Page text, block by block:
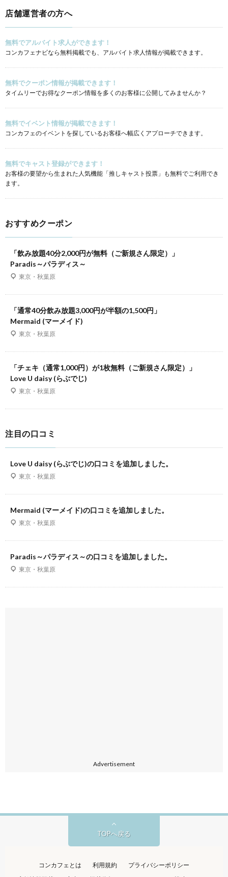
店舗運営者の方へ
無料でアルバイト求人ができます！
コンカフェナビなら無料掲載でも、アルバイト求人情報が掲載できます。
無料でクーポン情報が掲載できます！
タイムリーでお得なクーポン情報を多くのお客様に公開してみませんか？
無料でイベント情報が掲載できます！
コンカフェのイベントを探しているお客様へ幅広くアプローチできます。
無料でキャスト登録ができます！
お客様の要望から生まれた人気機能「推しキャスト投票」も無料でご利用でき
ます。
おすすめクーポン
「飲み放題40分2,000円が無料（ご新規さん限定）」
Paradis～パラディス～
東京・秋葉原
「通常40分飲み放題3,000円が半額の1,500円」
Mermaid (マーメイド)
東京・秋葉原
「チェキ（通常1,000円）が1枚無料（ご新規さん限定）」
Love U daisy (らぶでじ)
東京・秋葉原
注目の口コミ
Love U daisy (らぶでじ)の口コミを追加しました。
東京・秋葉原
Mermaid (マーメイド)の口コミを追加しました。
東京・秋葉原
Paradis～パラディス～の口コミを追加しました。
東京・秋葉原
Advertisement
TOPへ戻る
コンカフェとは 利用規約
プライバシーポリシー